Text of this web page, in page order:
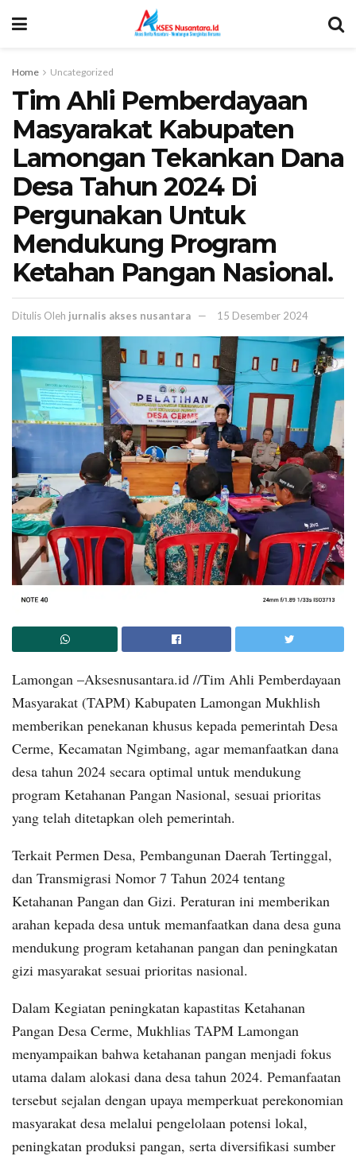
Home Uncategorized
Tim Ahli Pemberdayaan
Masyarakat Kabupaten
Lamongan Tekankan Dana
Desa Tahun 2024 Di
Pergunakan Untuk
Mendukung Program
Ketahan Pangan Nasional.
Ditulis Oleh jurnalis akses nusantara 15 Desember 2024
Lamongan –Aksesnusantara.id //Tim Ahli Pemberdayaan
Masyarakat (TAPM) Kabupaten Lamongan Mukhlish
memberikan penekanan khusus kepada pemerintah Desa
Cerme, Kecamatan Ngimbang, agar memanfaatkan dana
desa tahun 2024 secara optimal untuk mendukung
program Ketahanan Pangan Nasional, sesuai prioritas
yang telah ditetapkan oleh pemerintah.
Terkait Permen Desa, Pembangunan Daerah Tertinggal,
dan Transmigrasi Nomor 7 Tahun 2024 tentang
Ketahanan Pangan dan Gizi. Peraturan ini memberikan
arahan kepada desa untuk memanfaatkan dana desa guna
mendukung program ketahanan pangan dan peningkatan
gizi masyarakat sesuai prioritas nasional.
Dalam Kegiatan peningkatan kapastitas Ketahanan
Pangan Desa Cerme, Mukhlias TAPM Lamongan
menyampaikan bahwa ketahanan pangan menjadi fokus
utama dalam alokasi dana desa tahun 2024. Pemanfaatan
tersebut sejalan dengan upaya memperkuat perekonomian
masyarakat desa melalui pengelolaan potensi lokal,
peningkatan produksi pangan, serta diversifikasi sumber